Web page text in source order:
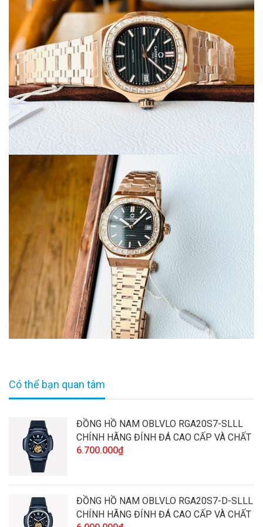
Có thể bạn quan tâm
ĐỒNG HỒ NAM OBLVLO RGA20S7-SLLL
CHÍNH HÃNG ĐÍNH ĐÁ CAO CẤP VÀ CHẤT
LƯỢNG
6.700.000₫
ĐỒNG HỒ NAM OBLVLO RGA20S7-D-SLLL
CHÍNH HÃNG ĐÍNH ĐÁ CAO CẤP VÀ CHẤT